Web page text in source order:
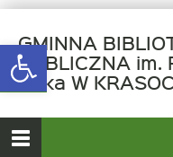
Open toolbar
GMINNA
PUBLICZNA im.
Raka W
górne
Otwórz